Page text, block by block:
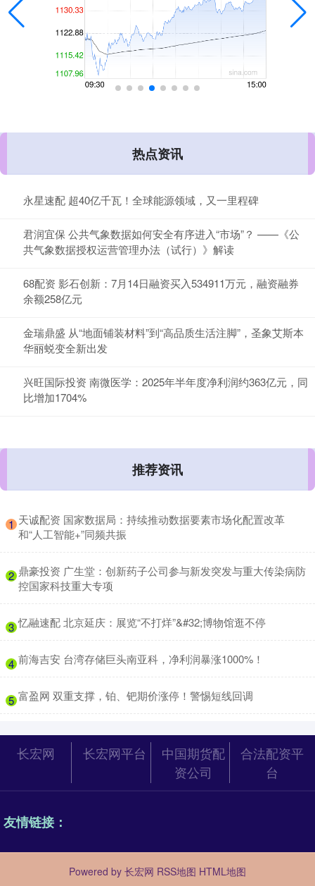
热点资讯
永星速配 超40亿千瓦！全球能源领域，又一里程碑
君润宜保 公共气象数据如何安全有序进入“市场”？ ——《公
共气象数据授权运营管理办法（试行）》解读
68配资 影石创新：7月14日融资买入534911万元，融资融券
余额258亿元
金瑞鼎盛 从“地面铺装材料”到“高品质生活注脚”，圣象艾斯本
华丽蜕变全新出发
兴旺国际投资 南微医学：2025年半年度净利润约363亿元，同
比增加1704%
推荐资讯
1 ​天诚配资 国家数据局：持续推动数据要素市场化配置改革
和“人工智能+”同频共振
2 ​鼎豪投资 广生堂：创新药子公司参与新发突发与重大传染病防
控国家科技重大专项
3 ​忆融速配 北京延庆：展览“不打烊”&#32;博物馆逛不停
4 ​前海吉安 台湾存储巨头南亚科，净利润暴涨1000%！
5 ​富盈网 双重支撑，铂、钯期价涨停！警惕短线回调
长宏网 长宏网平台
中国期货配
资公司
合法配资平
台
友情链接：
Powered by 长宏网 RSS地图 HTML地图